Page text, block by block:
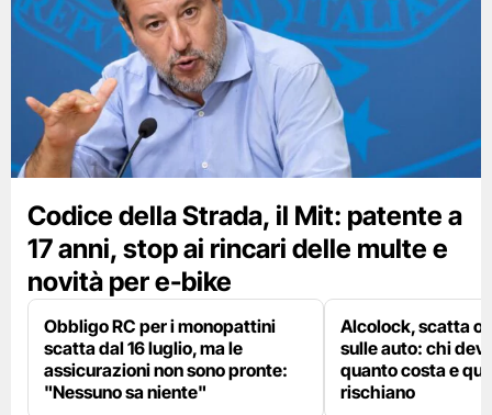
Codice della Strada, il Mit: patente a
17 anni, stop ai rincari delle multe e
novità per e-bike
Obbligo RC per i monopattini
scatta dal 16 luglio, ma le
assicurazioni non sono pronte:
"Nessuno sa niente"
Alcolock, scatta
sulle auto: chi
quanto costa e
rischiano